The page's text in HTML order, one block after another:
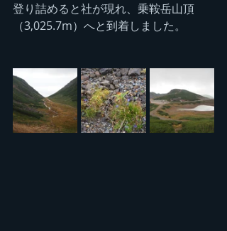
登り詰めると社が現れ、乗鞍岳山頂
（3,025.7m）へと到着しました。